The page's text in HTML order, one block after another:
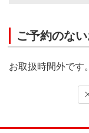
ご予約のな
お取扱時間外です。